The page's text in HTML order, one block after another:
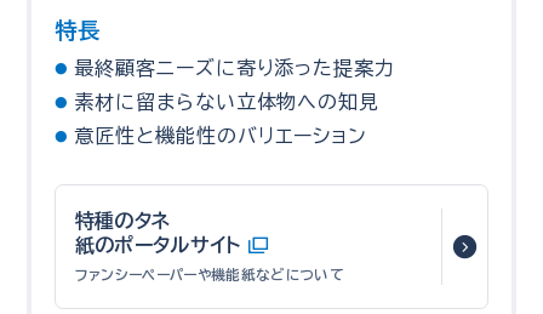
特長
最終顧客ニーズに寄り添った提案力
素材に留まらない立体物への知見
意匠性と機能性のバリエーション
特種のタネ
紙のポータルサイト
ファンシーペーパーや機能紙などについて